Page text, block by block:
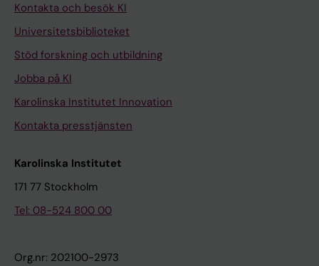
Kontakta och besök KI
Universitetsbiblioteket
Stöd forskning och utbildning
Jobba på KI
Karolinska Institutet Innovation
Kontakta presstjänsten
Karolinska Institutet
171 77 Stockholm
Tel: 08-524 800 00
Org.nr: 202100-2973